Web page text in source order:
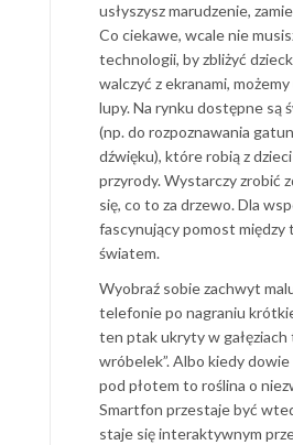
usłyszysz marudzenie,
Co ciekawe, wcale nie
technologii, by zbliżyć
walczyć z ekranami,
lupy. Na rynku dostępne są
(np. do rozpoznawania
dźwięku), które robią z
przyrody. Wystarczy zrobić
się, co to za drzewo. Dla
fascynujący pomost między
światem.
Wyobraź sobie zachwyt
telefonie po nagraniu
ten ptak ukryty w gałęziach
wróbelek”. Albo kiedy
pod płotem to roślina o
Smartfon przestaje być
staje się interaktywnym